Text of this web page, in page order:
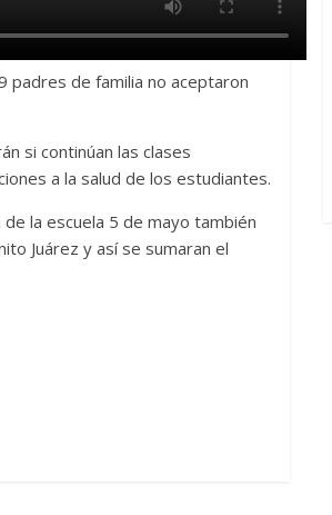
padres de familia no aceptaron
si continúan las clases
a la salud de los estudiantes.
la escuela 5 de mayo también
Juárez y así se sumaran el